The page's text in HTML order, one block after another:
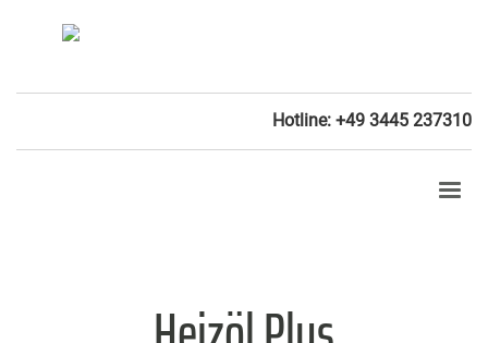
Hotline: +49 3445 237310